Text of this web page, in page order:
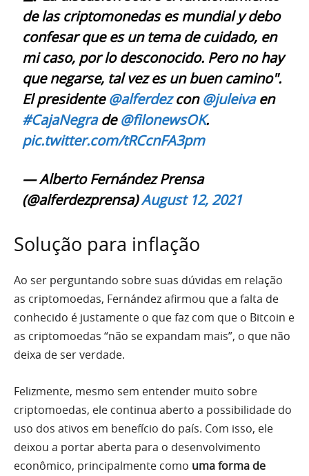
de las criptomonedas es mundial y debo
confesar que es un tema de cuidado, en
mi caso, por lo desconocido. Pero no hay
que negarse, tal vez es un buen camino".
El presidente@alferdezcon@juleivaen
#CajaNegrade@filonewsOK.
pic.twitter.com/tRCcnFA3pm
— Alberto Fernández Prensa
(@alferdezprensa)August 12, 2021
Solução para inflação
Ao ser perguntando sobre suas dúvidas em relação
as criptomoedas, Fernández afirmou que a falta de
conhecido é justamente o que faz com que o Bitcoin e
as criptomoedas “não se expandam mais”, o que não
deixa de ser verdade.
Felizmente, mesmo sem entender muito sobre
criptomoedas, ele continua aberto a possibilidade do
uso dos ativos em benefício do país. Com isso, ele
deixou a portar aberta para o desenvolvimento
econômico, principalmente como uma forma de